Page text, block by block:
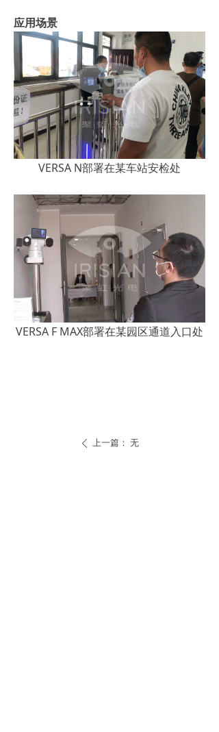
应用场景
VERSA N部署在某车站安检处
VERSA F MAX部署在某园区通道入口处
ꄴ 上一篇： 无